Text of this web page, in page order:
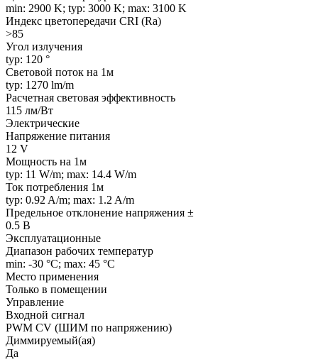
min: 2900 K; typ: 3000 K; max: 3100 K
Индекс цветопередачи CRI (Ra)
>85
Угол излучения
typ: 120 °
Световой поток на 1м
typ: 1270 lm/m
Расчетная световая эффективность
115 лм/Вт
Электрические
Напряжение питания
12 V
Мощность на 1м
typ: 11 W/m; max: 14.4 W/m
Ток потребления 1м
typ: 0.92 A/m; max: 1.2 A/m
Предельное отклонение напряжения ±
0.5 В
Эксплуатационные
Диапазон рабочих температур
min: -30 °C; max: 45 °C
Место применения
Только в помещении
Управление
Входной сигнал
PWM СV (ШИМ по напряжению)
Диммируемый(ая)
Да